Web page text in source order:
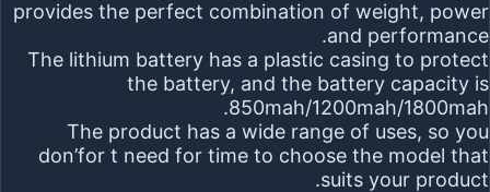
provides the perfect combination of weight, power
and performance.
The lithium battery has a plastic casing to protect
the battery, and the battery capacity is
850mah/1200mah/1800mah.
The product has a wide range of uses, so you
don’for t need for time to choose the model that
suits your product.